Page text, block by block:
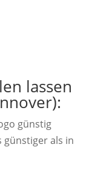
lassen
günstig
günstiger als in